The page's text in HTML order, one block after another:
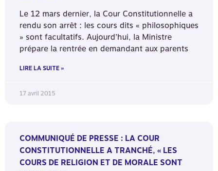
Le 12 mars dernier, la Cour Constitutionnelle a
rendu son arrêt : les cours dits « philosophiques
» sont facultatifs. Aujourd’hui, la Ministre
prépare la rentrée en demandant aux parents
LIRE LA SUITE »
17 avril 2015
COMMUNIQUÉ DE PRESSE : LA COUR
CONSTITUTIONNELLE A TRANCHÉ, « LES
COURS DE RELIGION ET DE MORALE SONT